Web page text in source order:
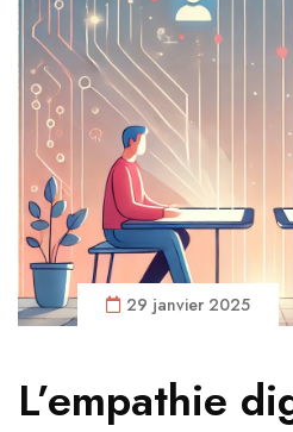
29 janvier 2025
L’empathie